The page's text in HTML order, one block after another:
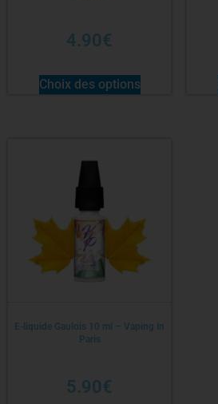
4.90€
Choix des options
E-liquide Gaulois 10 ml – Vaping In
Paris
5.90€